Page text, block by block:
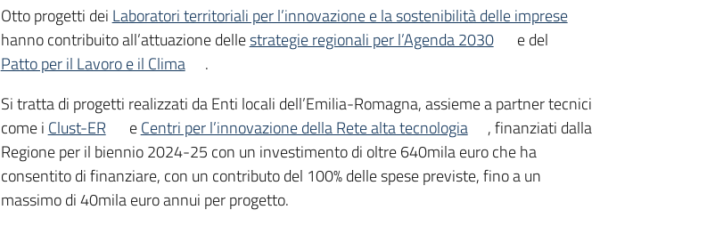
Introduzione
Otto progetti dei Laboratori territoriali per l’innovazione e la sostenibilità delle imprese
hanno contribuito all’attuazione dellestrategie regionali per l’Agenda 2030
e del
Patto per il Lavoro e il Clima
.
Si tratta di progetti realizzati da Enti locali dell’Emilia-Romagna, assieme a partner tecnici
come i Clust-ER eCentri per l’innovazione della Rete alta tecnologia
, finanziati dalla
Regione per il biennio 2024-25 con un investimento di oltre 640mila euro che ha
consentito di finanziare, con un contributo del 100% delle spese previste, fino a un
massimo di 40mila euro annui per progetto.